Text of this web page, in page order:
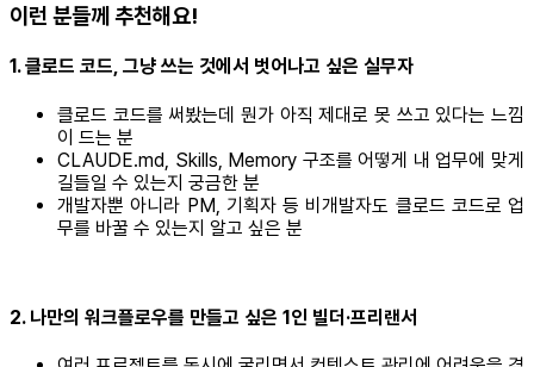
이런 분들께 추천해요!
1. 클로드 코드, 그냥 쓰는 것에서 벗어나고 싶은 실무자
클로드 코드를 써봤는데 뭔가 아직 제대로 못 쓰고 있다는 느낌
이 드는 분
CLAUDE.md, Skills, Memory 구조를 어떻게 내 업무에 맞게
길들일 수 있는지 궁금한 분
개발자뿐 아니라 PM, 기획자 등 비개발자도 클로드 코드로 업
무를 바꿀 수 있는지 알고 싶은 분
2. 나만의 워크플로우를 만들고 싶은 1인 빌더·프리랜서